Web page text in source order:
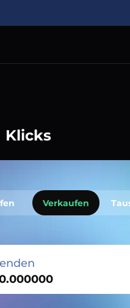
Klicks
Verkaufen